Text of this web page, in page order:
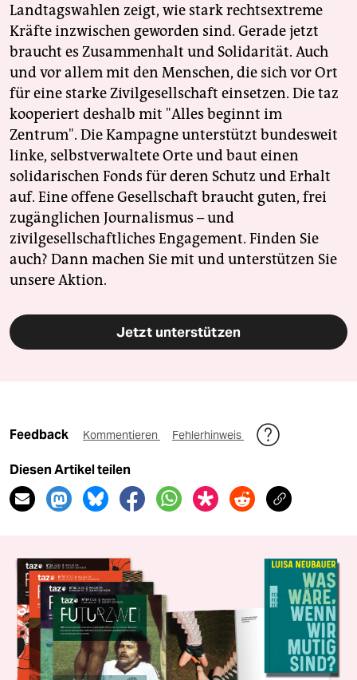
Landtagswahlen zeigt, wie stark rechtsextreme
Kräfte inzwischen geworden sind. Gerade jetzt
braucht es Zusammenhalt und Solidarität. Auch
und vor allem mit den Menschen, die sich vor Ort
für eine starke Zivilgesellschaft einsetzen. Die taz
kooperiert deshalb mit "Alles beginnt im
Zentrum". Die Kampagne unterstützt bundesweit
linke, selbstverwaltete Orte und baut einen
solidarischen Fonds für deren Schutz und Erhalt
auf. Eine offene Gesellschaft braucht guten, frei
zugänglichen Journalismus – und
zivilgesellschaftliches Engagement. Finden Sie
auch? Dann machen Sie mit und unterstützen Sie
unsere Aktion.
Jetzt unterstützen
Feedback Kommentieren Fehlerhinweis
Diesen Artikel teilen